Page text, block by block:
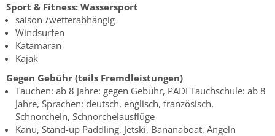
Sport & Fitness: Wassersport
saison-/wetterabhängig
Windsurfen
Katamaran
Kajak
Gegen Gebühr (teils Fremdleistungen)
Tauchen: ab 8 Jahre: gegen Gebühr, PADI Tauchschule: ab 8
Jahre, Sprachen: deutsch, englisch, französisch,
Schnorcheln, Schnorchelausflüge
Kanu, Stand-up Paddling, Jetski, Bananaboat, Angeln